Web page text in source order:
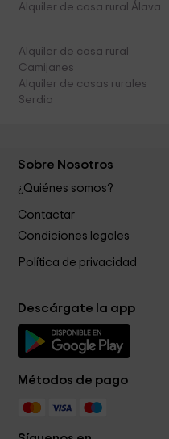
Alquiler de casa rural Álava
Alquiler de casa rural
Camijanes
Alquiler de casas rurales
Serdio
Sobre Nosotros
¿Quiénes somos?
Contactar
Condiciones legales
Política de privacidad
Descárgate la app
Métodos de pago